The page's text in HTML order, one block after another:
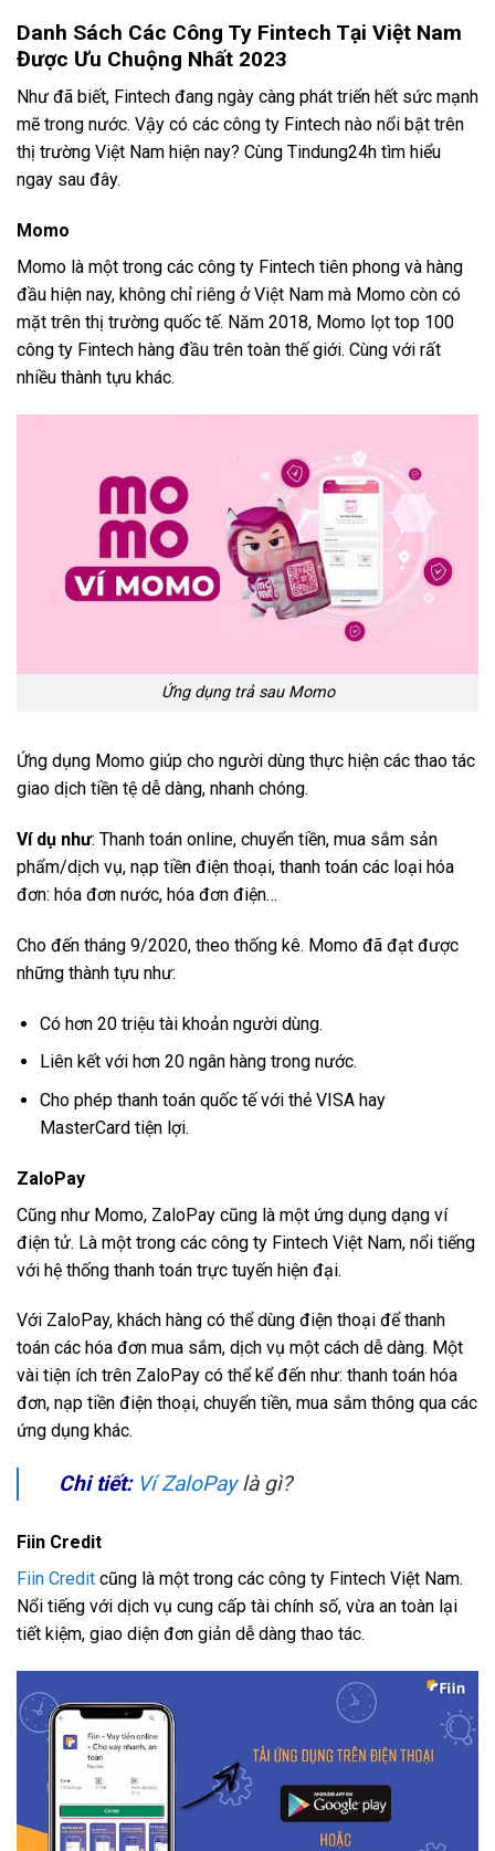
Danh Sách Các Công Ty Fintech Tại Việt Nam
Được Ưu Chuộng Nhất 2023
Như đã biết, Fintech đang ngày càng phát triển hết sức mạnh
mẽ trong nước. Vậy có các công ty Fintech nào nổi bật trên
thị trường Việt Nam hiện nay? Cùng Tindung24h tìm hiểu
ngay sau đây.
Momo
Momo là một trong các công ty Fintech tiên phong và hàng
đầu hiện nay, không chỉ riêng ở Việt Nam mà Momo còn có
mặt trên thị trường quốc tế. Năm 2018, Momo lọt top 100
công ty Fintech hàng đầu trên toàn thế giới. Cùng với rất
nhiều thành tựu khác.
Ứng dụng trả sau Momo
Ứng dụng Momo giúp cho người dùng thực hiện các thao tác
giao dịch tiền tệ dễ dàng, nhanh chóng.
Ví dụ như: Thanh toán online, chuyển tiền, mua sắm sản
phẩm/dịch vụ, nạp tiền điện thoại, thanh toán các loại hóa
đơn: hóa đơn nước, hóa đơn điện…
Cho đến tháng 9/2020, theo thống kê. Momo đã đạt được
những thành tựu như:
Có hơn 20 triệu tài khoản người dùng.
Liên kết với hơn 20 ngân hàng trong nước.
Cho phép thanh toán quốc tế với thẻ VISA hay
MasterCard tiện lợi.
ZaloPay
Cũng như Momo, ZaloPay cũng là một ứng dụng dạng ví
điện tử. Là một trong các công ty Fintech Việt Nam, nổi tiếng
với hệ thống thanh toán trực tuyến hiện đại.
Với ZaloPay, khách hàng có thể dùng điện thoại để thanh
toán các hóa đơn mua sắm, dịch vụ một cách dễ dàng. Một
vài tiện ích trên ZaloPay có thể kể đến như: thanh toán hóa
đơn, nạp tiền điện thoại, chuyển tiền, mua sắm thông qua các
ứng dụng khác.
Chi tiết: Ví ZaloPaylà gì?
Fiin Credit
Fiin Credit cũng là một trong các công ty Fintech Việt Nam.
Nổi tiếng với dịch vụ cung cấp tài chính số, vừa an toàn lại
tiết kiệm, giao diện đơn giản dễ dàng thao tác.